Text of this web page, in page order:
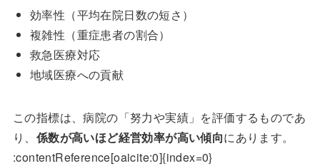
効率性（平均在院日数の短さ）
複雑性（重症患者の割合）
救急医療対応
地域医療への貢献
この指標は、病院の「努力や実績」を評価するものであ
り、 係数が高いほど経営効率が高い傾向にあります。
:contentReference[oaicite:0]{index=0}